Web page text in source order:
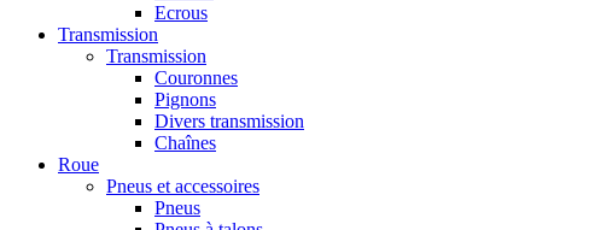
Ecrous
Transmission
Transmission
Couronnes
Pignons
Divers transmission
Chaînes
Roue
Pneus et accessoires
Pneus